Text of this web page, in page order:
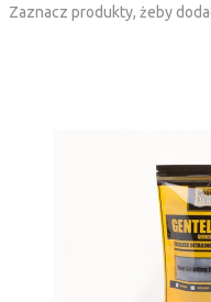
Zaznacz produkty, żeby